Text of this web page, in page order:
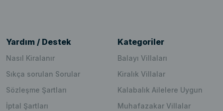
Yardım / Destek
Nasıl Kiralanır
Sıkça sorulan Sorular
Sözleşme Şartları
İptal Şartları
Kategoriler
Balayı Villaları
Kiralık Villalar
Kalabalık Ailelere Uygun
Muhafazakar Villalar